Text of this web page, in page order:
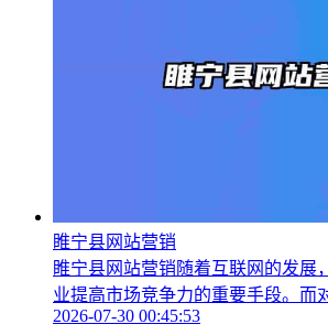
睢宁县网站营销
睢宁县网站营销随着互联网的发展
业提高市场竞争力的重要手段。而
2026-07-30 00:45:53